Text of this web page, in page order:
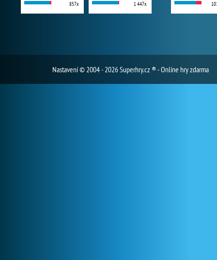
857x 1 447x
Nastavení© 2004 - 2026 Superhry.cz ® - Online hry zdarma